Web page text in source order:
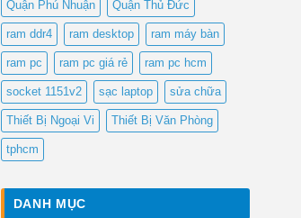
Quận Phú Nhuận Quận Thủ Đức
ram ddr4 ram desktop ram máy bàn
ram pc ram pc giá rẻ ram pc hcm
socket 1151v2 sạc laptop sửa chữa
Thiết Bị Ngoại Vi Thiết Bị Văn Phòng
tphcm
DANH MỤC